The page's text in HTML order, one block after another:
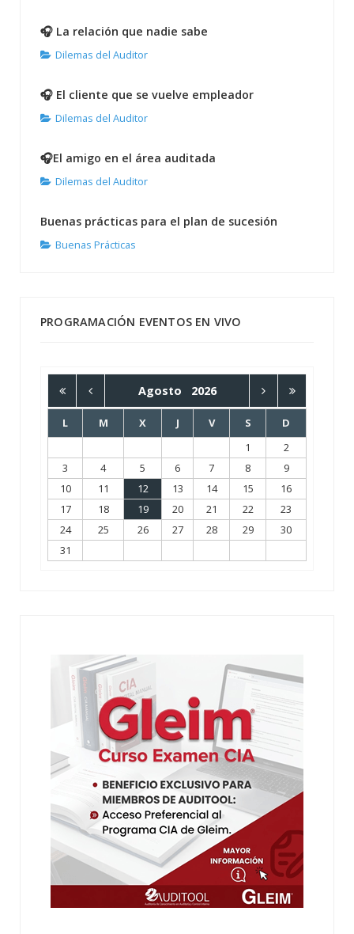
🎧 La relación que nadie sabe
Dilemas del Auditor
🎧 El cliente que se vuelve empleador
Dilemas del Auditor
🎧El amigo en el área auditada
Dilemas del Auditor
Buenas prácticas para el plan de sucesión
Buenas Prácticas
PROGRAMACIÓN EVENTOS EN VIVO
Agosto 2026
L M X J V S
D
1
2
3
4 5 6 7 8
9
10
11 12 13 14 15
16
17
18 19 20 21 22
23
24
25 26 27 28 29
30
31